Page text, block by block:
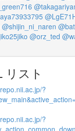
@shijin_ni_naren
@orz_ted
リスト
?
?